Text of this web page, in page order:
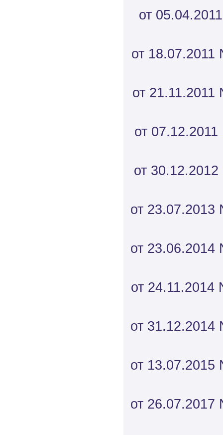
от
от
от
от
от
от 23.07.2013
от 23.06.2014
от 24.11.2014
от 31.12.2014
от 13.07.2015
от 26.07.2017